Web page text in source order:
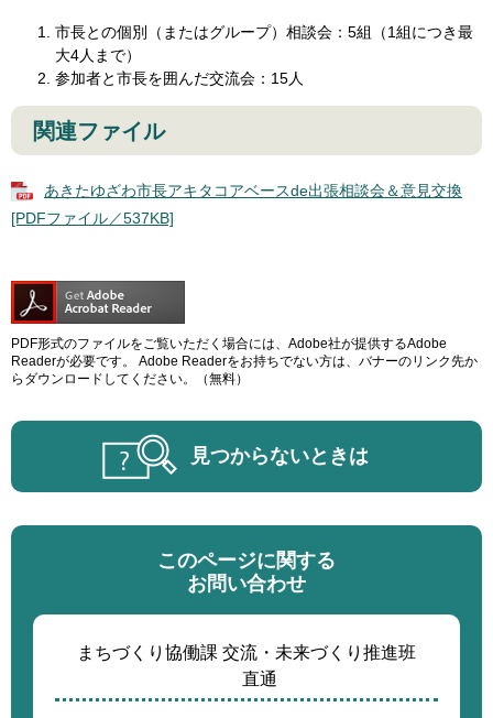
市長との個別（またはグループ）相談会：5組（1組につき最
大4人まで）
参加者と市長を囲んだ交流会：15人
関連ファイル
あきたゆざわ市長アキタコアベースde出張相談会＆意見交換
[PDFファイル／537KB]
PDF形式のファイルをご覧いただく場合には、Adobe社が提供するAdobe
Readerが必要です。
Adobe Readerをお持ちでない方は、バナーのリンク先か
らダウンロードしてください。（無料）
見つからないときは
このページに関する
お問い合わせ
まちづくり協働課 交流・未来づくり推進班
直通